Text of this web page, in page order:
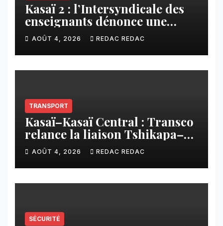
Kasaï 2 : l’Intersyndicale des
enseignants dénonce une
contribution financière
imposée aux écoles de la
CNCA
AOÛT 4, 2026 REDAC REDAC
TRANSPORT
Kasaï–Kasaï Central : Transco
relance la liaison Tshikapa–
Tshiamu pour faciliter les
échanges
AOÛT 4, 2026 REDAC REDAC
SÉCURITÉ